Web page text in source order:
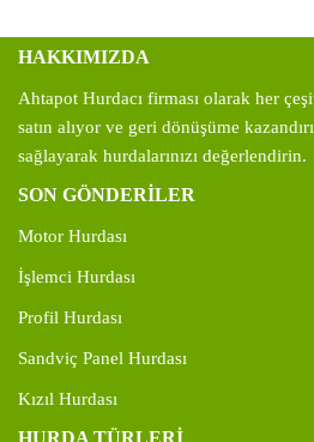
HAKKIMIZDA
Ahtapot Hurdacı firması olarak her
satın alıyor ve geri dönüşüme
sağlayarak hurdalarınızı değerlendirin.
SON GÖNDERİLER
Motor Hurdası
İşlemci Hurdası
Profil Hurdası
Sandviç Panel Hurdası
Kızıl Hurdası